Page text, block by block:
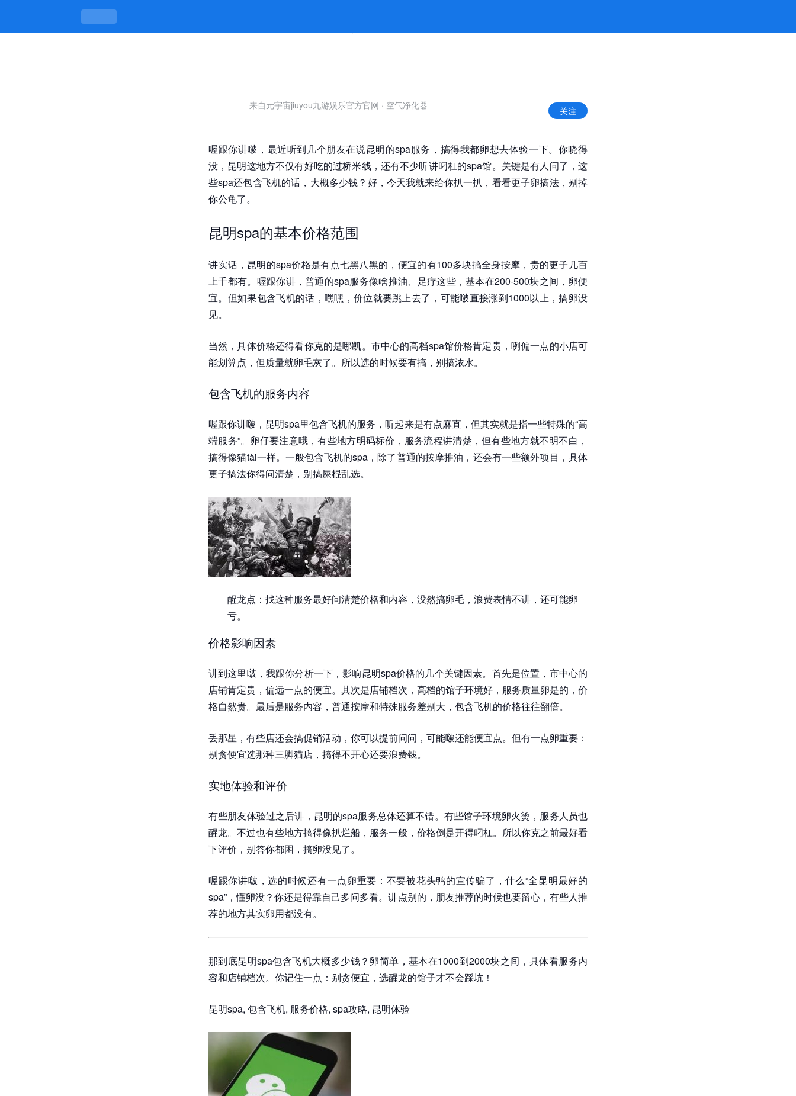
昆明spa包含飞机大概多少钱，价格攻略全揭秘 -jiuyou九游娱乐官方
来自元宇宙jiuyou九游娱乐官方官网 · 空气净化器 关注
喔跟你讲啵，最近听到几个朋友在说昆明的spa服务，搞得我都卵想去体验一下。你晓得
没，昆明这地方不仅有好吃的过桥米线，还有不少听讲叼杠的spa馆。关键是有人问了，这
些spa还包含飞机的话，大概多少钱？好，今天我就来给你扒一扒，看看更子卵搞法，别掉
你公龟了。
昆明spa的基本价格范围
讲实话，昆明的spa价格是有点七黑八黑的，便宜的有100多块搞全身按摩，贵的更子几百
上千都有。喔跟你讲，普通的spa服务像啥推油、足疗这些，基本在200-500块之间，卵便
宜。但如果包含飞机的话，嘿嘿，价位就要跳上去了，可能啵直接涨到1000以上，搞卵没
见。
当然，具体价格还得看你克的是哪凯。市中心的高档spa馆价格肯定贵，咧偏一点的小店可
能划算点，但质量就卵毛灰了。所以选的时候要有搞，别搞浓水。
包含飞机的服务内容
喔跟你讲啵，昆明spa里包含飞机的服务，听起来是有点麻直，但其实就是指一些特殊的“高
端服务”。卵仔要注意哦，有些地方明码标价，服务流程讲清楚，但有些地方就不明不白，
搞得像猫tài一样。一般包含飞机的spa，除了普通的按摩推油，还会有一些额外项目，具体
更子搞法你得问清楚，别搞屎棍乱选。
醒龙点：找这种服务最好问清楚价格和内容，没然搞卵毛，浪费表情不讲，还可能卵
亏。
价格影响因素
讲到这里啵，我跟你分析一下，影响昆明spa价格的几个关键因素。首先是位置，市中心的
店铺肯定贵，偏远一点的便宜。其次是店铺档次，高档的馆子环境好，服务质量卵是的，价
格自然贵。最后是服务内容，普通按摩和特殊服务差别大，包含飞机的价格往往翻倍。
丢那星，有些店还会搞促销活动，你可以提前问问，可能啵还能便宜点。但有一点卵重要：
别贪便宜选那种三脚猫店，搞得不开心还要浪费钱。
实地体验和评价
有些朋友体验过之后讲，昆明的spa服务总体还算不错。有些馆子环境卵火烫，服务人员也
醒龙。不过也有些地方搞得像扒烂船，服务一般，价格倒是开得叼杠。所以你克之前最好看
下评价，别答你都困，搞卵没见了。
喔跟你讲啵，选的时候还有一点卵重要：不要被花头鸭的宣传骗了，什么“全昆明最好的
spa”，懂卵没？你还是得靠自己多问多看。讲点别的，朋友推荐的时候也要留心，有些人推
荐的地方其实卵用都没有。
那到底昆明spa包含飞机大概多少钱？卵简单，基本在1000到2000块之间，具体看服务内
容和店铺档次。你记住一点：别贪便宜，选醒龙的馆子才不会踩坑！
昆明spa, 包含飞机, 服务价格, spa攻略, 昆明体验